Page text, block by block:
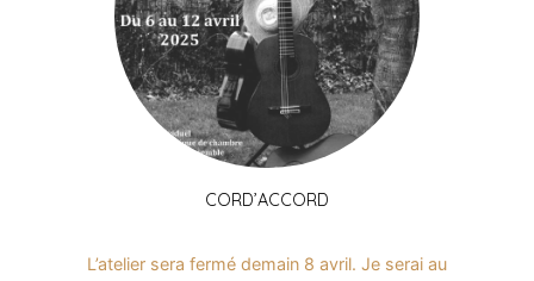
CORD’ACCORD
L’atelier sera fermé demain 8 avril. Je serai au